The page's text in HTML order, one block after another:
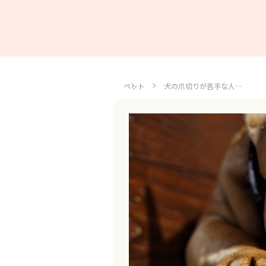
ペット 犬の爪切りが苦手な人…